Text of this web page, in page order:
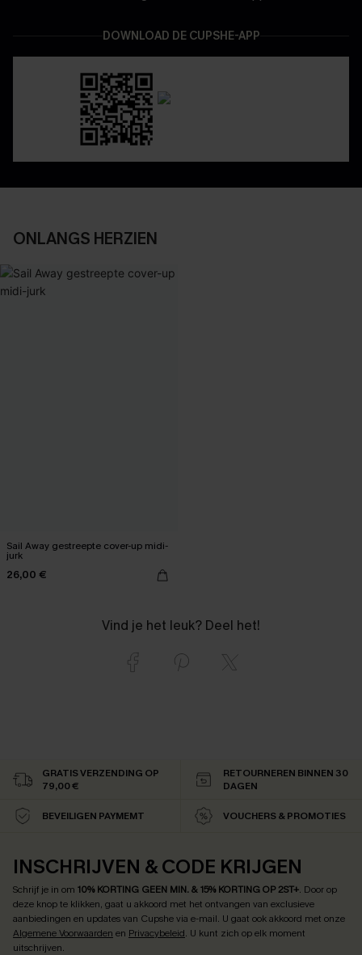
DOWNLOAD DE CUPSHE-APP
ONLANGS HERZIEN
Sail Away gestreepte cover-up midi-
jurk
26,00 €
Vind je het leuk? Deel het!
GRATIS VERZENDING OP
79,00 €
RETOURNEREN BINNEN 30
DAGEN
BEVEILIGEN PAYMEMT VOUCHERS & PROMOTIES
INSCHRIJVEN & CODE KRIJGEN
Schrijf je in om 10% KORTING GEEN MIN. & 15% KORTING OP 2ST+. Door op
deze knop te klikken, gaat u akkoord met het ontvangen van exclusieve
aanbiedingen en updates van Cupshe via e-mail. U gaat ook akkoord met onze
Algemene Voorwaarden en Privacybeleid. U kunt zich op elk moment
uitschrijven.